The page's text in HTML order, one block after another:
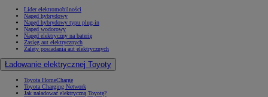
Lider elektromobilności
Napęd hybrydowy
Napęd hybrydowy typu plug-in
Napęd wodorowy
Napęd elektryczny na baterię
Zasięg aut elektrycznych
Zalety posiadania aut elektrycznych
Ładowanie elektrycznej Toyoty
Toyota HomeCharge
Toyota Charging Network
Jak naładować elektryczną Toyotę?